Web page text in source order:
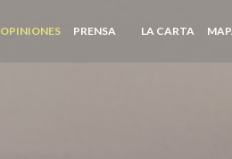
OPINIONES PRENSA ((ABRE EN UNA
LA CARTA